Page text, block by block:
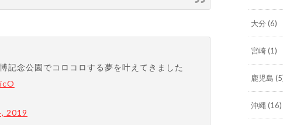
記念公園でコロコロする夢を叶えてきました
2019
大分 (6)
宮崎(1)
鹿児島
沖縄 (16)